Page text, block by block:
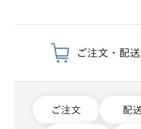
ご注文・配
ご注文 配